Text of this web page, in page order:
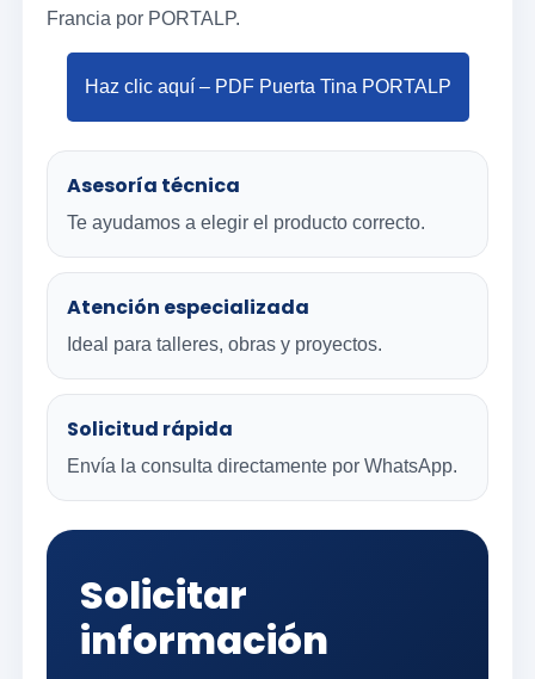
Francia por PORTALP.
Haz clic aquí – PDF Puerta Tina PORTALP
Asesoría técnica
Te ayudamos a elegir el producto correcto.
Atención especializada
Ideal para talleres, obras y proyectos.
Solicitud rápida
Envía la consulta directamente por WhatsApp.
Solicitar
información